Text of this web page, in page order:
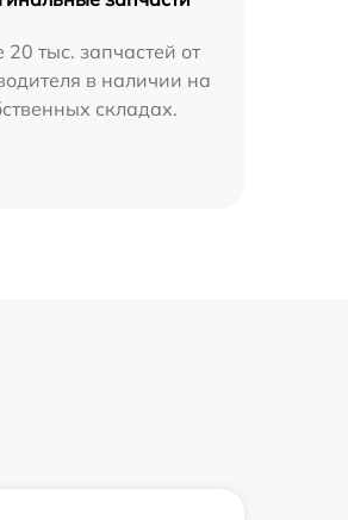
20 тыс. запчастей от
в наличии на
складах.